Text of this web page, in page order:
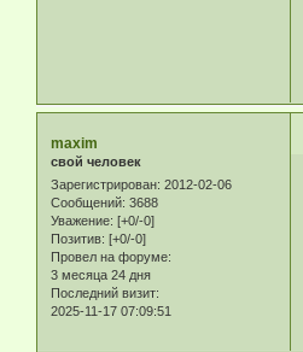
maxim
свой человек
Зарегистрирован: 2012-02-06
Сообщений: 3688
Уважение: [+0/-0]
Позитив: [+0/-0]
Провел на форуме:
3 месяца 24 дня
Последний визит:
2025-11-17 07:09:51